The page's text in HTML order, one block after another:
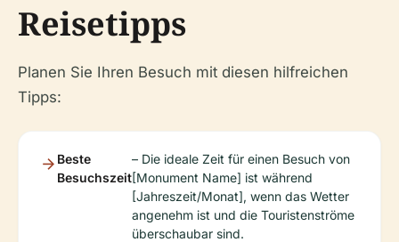
Reisetipps
Planen Sie Ihren Besuch mit diesen hilfreichen
Tipps:
Beste
Besuchszeit
– Die ideale Zeit für einen Besuch von
[Monument Name] ist während
[Jahreszeit/Monat], wenn das Wetter
angenehm ist und die Touristenströme
überschaubar sind.